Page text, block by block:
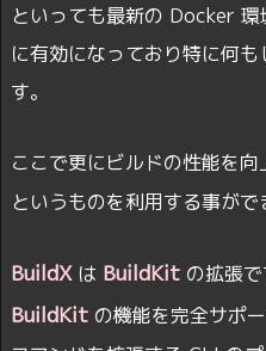
といっても最新の Docker
に有効になっており特に何
す。
ここで更にビルドの性能を向
というものを利用する事がで
BuildXは BuildKit の拡張で
BuildKit の機能を完全サポ